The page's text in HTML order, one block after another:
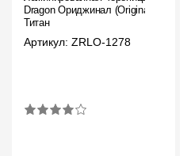
Dragon Ориджинал (Original),
Титан
Артикул: ZRLO-1278